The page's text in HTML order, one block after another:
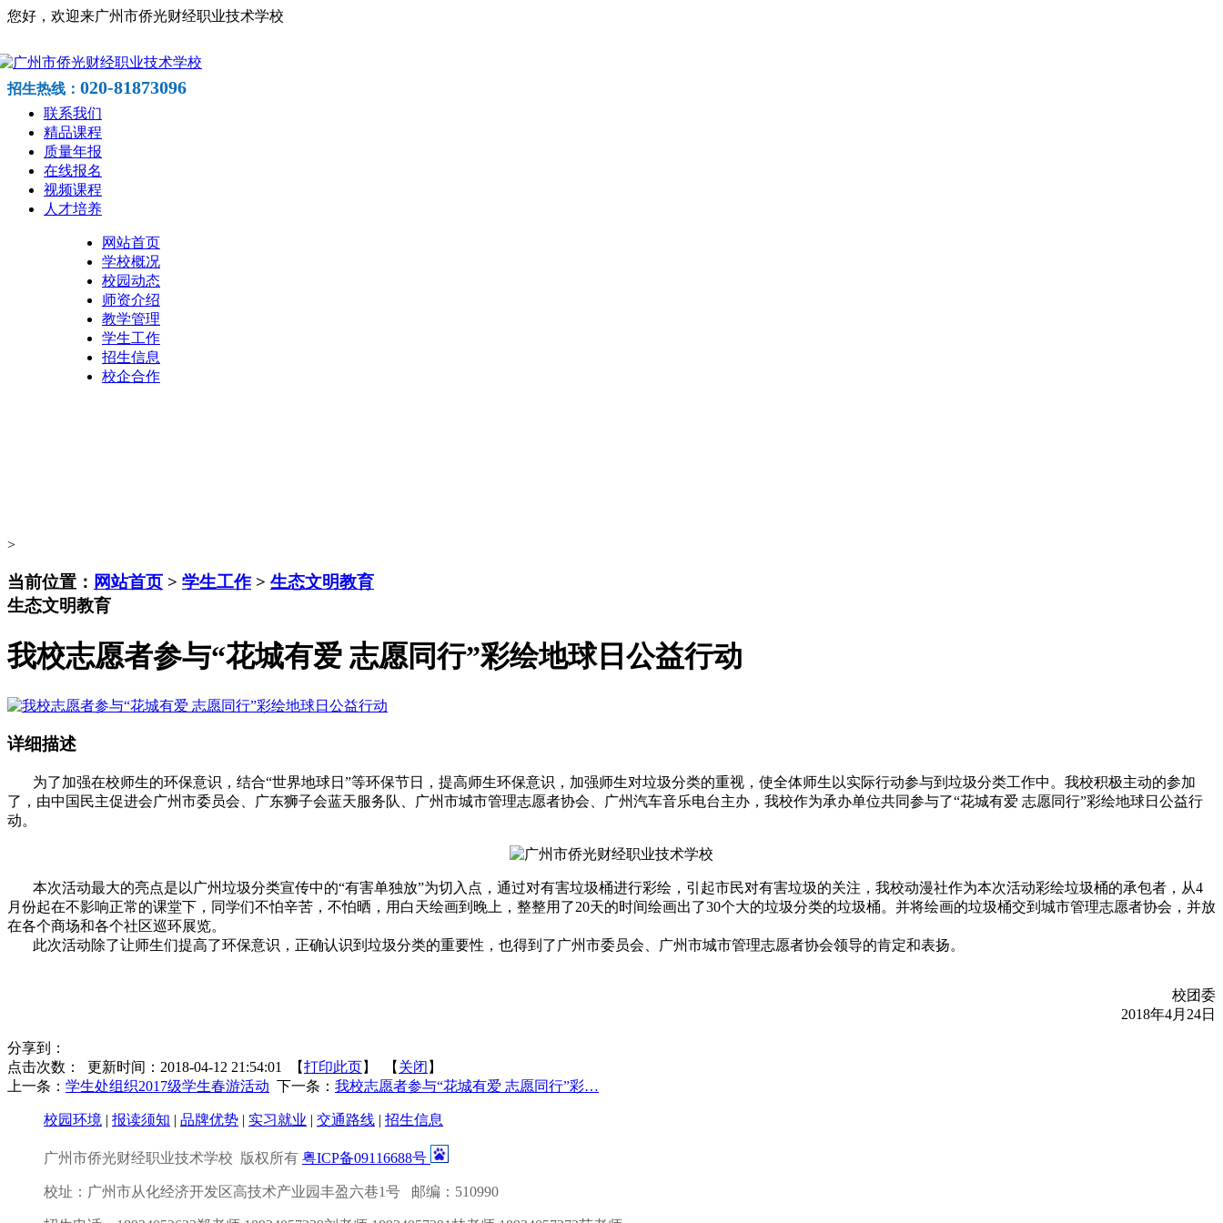
您好，欢迎来广州市侨光财经职业技术学校
招生热线： 020-81873096
联系我们
精品课程
质量年报
在线报名
视频课程
人才培养
网站首页
学校概况
校园动态
师资介绍
教学管理
学生工作
招生信息
校企合作
>
当前位置： 网站首页 > 学生工作> 生态文明教育
生态文明教育
我校志愿者参与“花城有爱 志愿同行”彩绘地球日公益行动
详细描述
为了加强在校师生的环保意识，结合“世界地球日”等环保节日，提高师生环保意识，加强师生对垃圾分类的重视，使全体师生以实际行动参与到垃圾分类工作中。我校积极主动的参加
了，由中国民主促进会广州市委员会、广东狮子会蓝天服务队、广州市城市管理志愿者协会、广州汽车音乐电台主办，我校作为承办单位共同参与了“花城有爱 志愿同行”彩绘地球日公益行
动。
本次活动最大的亮点是以广州垃圾分类宣传中的“有害单独放”为切入点，通过对有害垃圾桶进行彩绘，引起市民对有害垃圾的关注，我校动漫社作为本次活动彩绘垃圾桶的承包者，从4
月份起在不影响正常的课堂下，同学们不怕辛苦，不怕晒，用白天绘画到晚上，整整用了20天的时间绘画出了30个大的垃圾分类的垃圾桶。并将绘画的垃圾桶交到城市管理志愿者协会，并放
在各个商场和各个社区巡环展览。
此次活动除了让师生们提高了环保意识，正确认识到垃圾分类的重要性，也得到了广州市委员会、广州市城市管理志愿者协会领导的肯定和表扬。
校团委
2018年4月24日
分享到：
点击次数：
更新时间：2018-04-12 21:54:01 【打印此页】 【 关闭 】
上一条： 学生处组织2017级学生春游活动 下一条： 我校志愿者参与“花城有爱 志愿同行”彩…
校园环境 | 报读须知 | 品牌优势 | 实习就业 | 交通路线 | 招生信息
广州市侨光财经职业技术学校 版权所有 粤ICP备09116688号
校址：广州市从化经济开发区高技术产业园丰盈六巷1号 邮编：510990